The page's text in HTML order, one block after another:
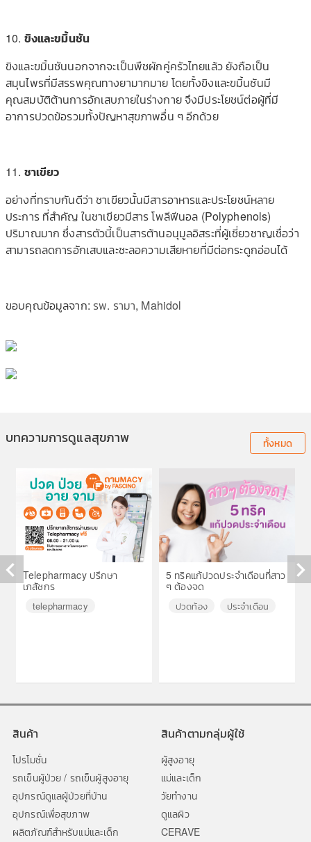
10. ขิงและขมิ้นชัน
ขิงและขมิ้นชันนอกจากจะเป็นพืชผักคู่ครัวไทยแล้ว ยังถือเป็น
สมุนไพรที่มีสรรพคุณทางยามากมาย โดยทั้งขิงและขมิ้นชันมี
คุณสมบัติต้านการอักเสบภายในร่างกาย จึงมีประโยชน์ต่อผู้ที่มี
อาการปวดข้อรวมทั้งปัญหาสุขภาพอื่น ๆ อีกด้วย
11. ชาเขียว
อย่างที่ทราบกันดีว่า ชาเขียวนั้นมีสารอาหารและประโยชน์หลาย
ประการ ที่สำคัญ ในชาเขียวมีสาร โพลีฟีนอล (Polyphenols)
ปริมาณมาก ซึ่งสารตัวนี้เป็นสารต้านอนุมูลอิสระที่ผู้เชี่ยวชาญเชื่อว่า
สามารถลดการอักเสบและชะลอความเสียหายที่มีต่อกระดูกอ่อนได้
ขอบคุณข้อมูลจาก: รพ. รามา, Mahidol
บทความการดูแลสุขภาพ ทั้งหมด
Telepharmacy ปรึกษา
เภสัชกร
telepharmacy
5 ทริคแก้ปวดประจำเดือนที่สาว
ๆ ต้องจด
ปวดท้อง ประจำเดือน
สินค้า
โปรโมชั่น
รถเข็นผู้ป่วย / รถเข็นผู้สูงอายุ
อุปกรณ์ดูแลผู้ป่วยที่บ้าน
อุปกรณ์เพื่อสุขภาพ
ผลิตภัณฑ์สำหรับแม่และเด็ก
สินค้าตามกลุ่มผู้ใช้
ผู้สูงอายุ
แม่และเด็ก
วัยทำงาน
ดูแลผิว
CERAVE